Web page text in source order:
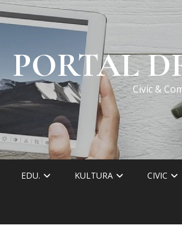
PORTAL
Civic &
EDU. KULTURA CIVIC